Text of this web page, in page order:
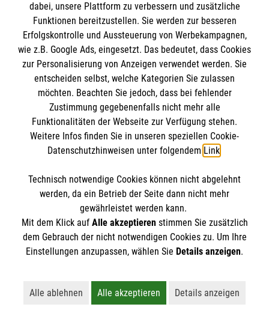
Spendenkonto
Empfänger: Malteser Hilfsdienst e.V.
IBAN: DE10 3706 0120 1201 2000 12
BIC: GENODED 1PA7
Newsletter abonnieren
Cookies verwalten Impressum | Datenschutz
dabei, unsere Plattform zu verbessern und zusätzliche
Funktionen bereitzustellen. Sie werden zur besseren
Erfolgskontrolle und Aussteuerung von Werbekampagnen,
wie z.B. Google Ads, eingesetzt. Das bedeutet, dass Cookies
zur Personalisierung von Anzeigen verwendet werden. Sie
entscheiden selbst, welche Kategorien Sie zulassen
möchten. Beachten Sie jedoch, dass bei fehlender
Zustimmung gegebenenfalls nicht mehr alle
Funktionalitäten der Webseite zur Verfügung stehen.
Weitere Infos finden Sie in unseren speziellen Cookie-
Datenschutzhinweisen unter folgendem Link.
Technisch notwendige Cookies können nicht abgelehnt
werden, da ein Betrieb der Seite dann nicht mehr
gewährleistet werden kann.
Mit dem Klick auf Alle akzeptierenstimmen Sie zusätzlich
dem Gebrauch der nicht notwendigen Cookies zu. Um Ihre
Einstellungen anzupassen, wählen Sie Details anzeigen.
Alle ablehnen
Lehnt alle nicht-essentiellen Cookies ab
Alle akzeptieren
Akzeptiert alle Cookies
Details anzeigen